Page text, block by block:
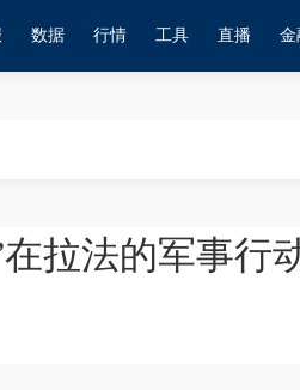
数据 行情 工具 直播 金
拉法的军事行